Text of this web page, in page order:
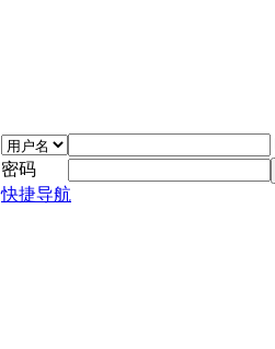
密码
快捷导航